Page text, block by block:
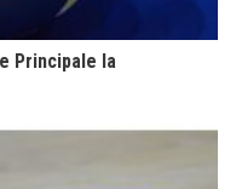
Principale la